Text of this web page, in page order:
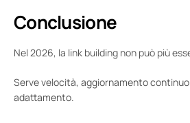
Conclusione
Nel 2026, la link building non può più
Serve velocità, aggiornamento
adattamento.